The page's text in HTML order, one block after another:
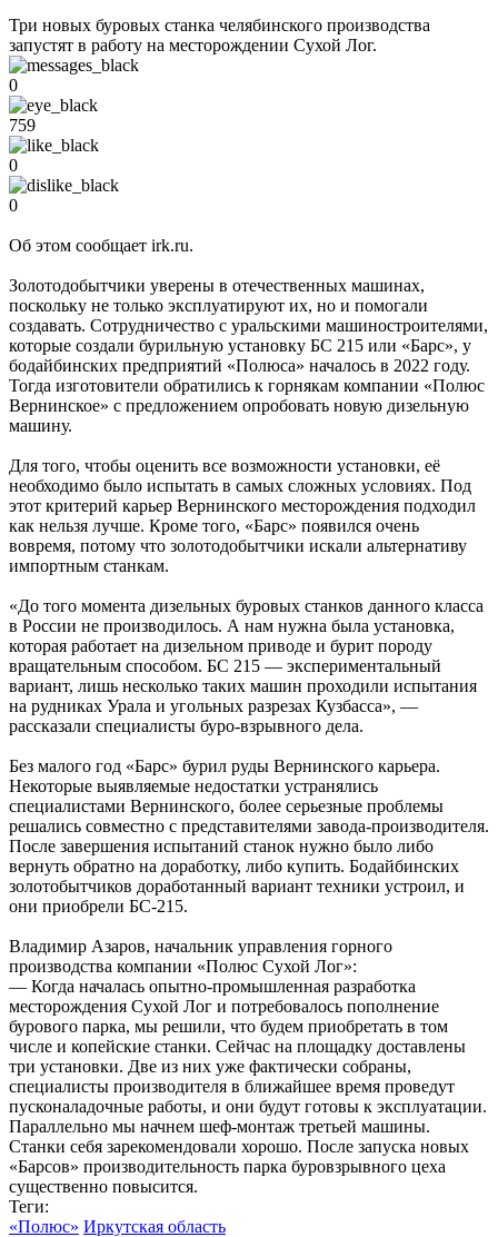
Три новых буровых станка челябинского производства
запустят в работу на месторождении Сухой Лог.
0
759
0
0
Об этом сообщает irk.ru.
Золотодобытчики уверены в отечественных машинах,
поскольку не только эксплуатируют их, но и помогали
создавать. Сотрудничество с уральскими машиностроителями,
которые создали бурильную установку БС 215 или «Барс», у
бодайбинских предприятий «Полюса» началось в 2022 году.
Тогда изготовители обратились к горнякам компании «Полюс
Вернинское» с предложением опробовать новую дизельную
машину.
Для того, чтобы оценить все возможности установки, её
необходимо было испытать в самых сложных условиях. Под
этот критерий карьер Вернинского месторождения подходил
как нельзя лучше. Кроме того, «Барс» появился очень
вовремя, потому что золотодобытчики искали альтернативу
импортным станкам.
«До того момента дизельных буровых станков данного класса
в России не производилось. А нам нужна была установка,
которая работает на дизельном приводе и бурит породу
вращательным способом. БС 215 — экспериментальный
вариант, лишь несколько таких машин проходили испытания
на рудниках Урала и угольных разрезах Кузбасса», —
рассказали специалисты буро-взрывного дела.
Без малого год «Барс» бурил руды Вернинского карьера.
Некоторые выявляемые недостатки устранялись
специалистами Вернинского, более серьезные проблемы
решались совместно с представителями завода-производителя.
После завершения испытаний станок нужно было либо
вернуть обратно на доработку, либо купить. Бодайбинских
золотобытчиков доработанный вариант техники устроил, и
они приобрели БС-215.
Владимир Азаров, начальник управления горного
производства компании «Полюс Сухой Лог»:
— Когда началась опытно-промышленная разработка
месторождения Сухой Лог и потребовалось пополнение
бурового парка, мы решили, что будем приобретать в том
числе и копейские станки. Сейчас на площадку доставлены
три установки. Две из них уже фактически собраны,
специалисты производителя в ближайшее время проведут
пусконаладочные работы, и они будут готовы к эксплуатации.
Параллельно мы начнем шеф-монтаж третьей машины.
Станки себя зарекомендовали хорошо. После запуска новых
«Барсов» производительность парка буровзрывного цеха
существенно повысится.
Теги:
«Полюс» Иркутская область